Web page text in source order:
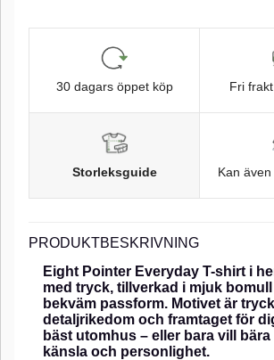
30 dagars öppet köp Fri
Storleksguide Kan
PRODUKTBESKRIVNING
Eight Pointer Everyday T-shirt i
med tryck, tillverkad i mjuk
bekväm passform. Motivet är
detaljrikedom och framtaget för
bäst utomhus – eller bara vill bära
känsla och personlighet.